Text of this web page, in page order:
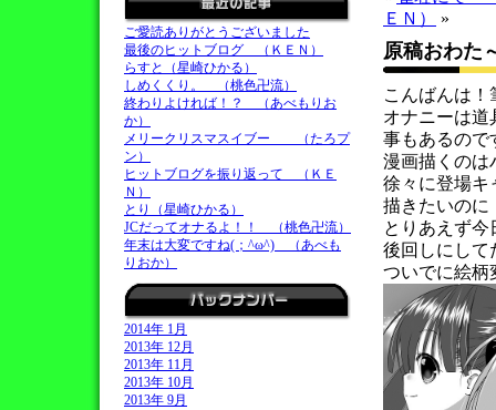
ご愛読ありがとうございました
最後のヒットブログ （ＫＥＮ）
らすと（星崎ひかる）
しめくくり。 （桃色卍流）
終わりよければ！？ （あべもりお
か）
メリークリスマスイブー （たろプ
ン）
ヒットブログを振り返って （ＫＥ
Ｎ）
とり（星崎ひかる）
JCだってオナるよ！！ （桃色卍流）
年末は大変ですね(；^ω^) （あべも
りおか）
2014年 1月
2013年 12月
2013年 11月
2013年 10月
2013年 9月
ＥＮ）
»
原稿おわた
こんばんは
オナニーは道
事もあるので
漫画描くのは
徐々に登場キ
描きたいのに
とりあえず今
後回しにして
ついでに絵